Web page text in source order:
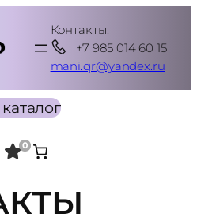
Контакты:
+7 985 014 60 15
mani.qr@yandex.ru
каталог
0